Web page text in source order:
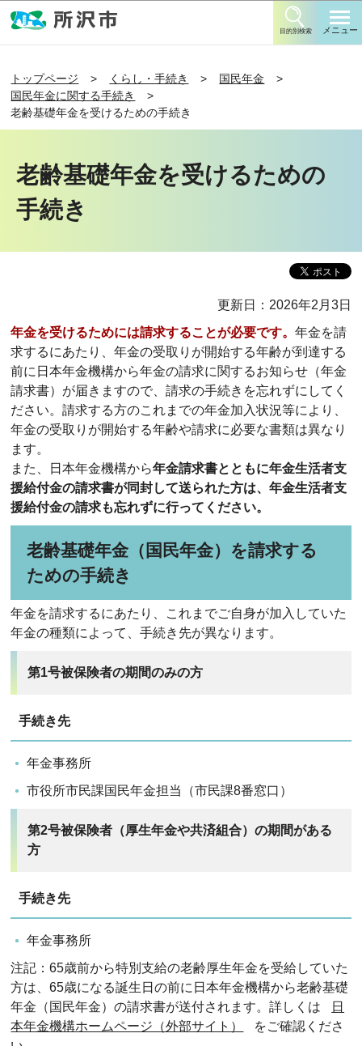
目的別検索 メニュー
トップページ くらし・手続き
国民年金
国民年金に関する手続き
老齢基礎年金を受けるための手続き
老齢基礎年金を受けるための
手続き
更新日：2026年2月3日
年金を受けるためには請求することが必要です。年金を請
求するにあたり、年金の受取りが開始する年齢が到達する
前に日本年金機構から年金の請求に関するお知らせ（年金
請求書）が届きますので、請求の手続きを忘れずにしてく
ださい。請求する方のこれまでの年金加入状況等により、
年金の受取りが開始する年齢や請求に必要な書類は異なり
ます。
また、日本年金機構から年金請求書とともに年金生活者支
援給付金の請求書が同封して送られた方は、年金生活者支
援給付金の請求も忘れずに行ってください。
老齢基礎年金（国民年金）を請求する
ための手続き
年金を請求するにあたり、これまでご自身が加入していた
年金の種類によって、手続き先が異なります。
第1号被保険者の期間のみの方
手続き先
年金事務所
市役所市民課国民年金担当（市民課8番窓口）
第2号被保険者（厚生年金や共済組合）の期間がある
方
手続き先
年金事務所
注記：65歳前から特別支給の老齢厚生年金を受給していた
方は、65歳になる誕生日の前に日本年金機構から老齢基礎
年金（国民年金）の請求書が送付されます。詳しくは
日
本年金機構ホームページ（外部サイト）
をご確認くださ